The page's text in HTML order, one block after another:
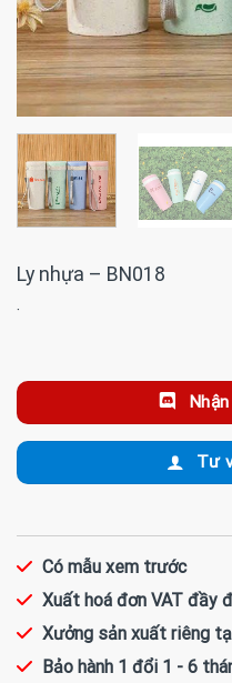
Ly nhựa – BN018
·
Tư
Có mẫu xem trước
Xuất hoá đơn VAT đầy
Xưởng sản xuất riêng
Bảo hành 1 đổi 1 - 6